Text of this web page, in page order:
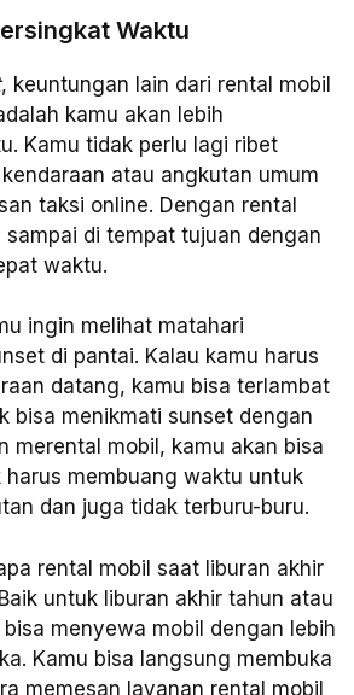
Waktu
, keuntungan lain dari rental mobil
kamu akan lebih
Kamu tidak perlu lagi ribet
atau angkutan umum
taksi online. Dengan rental
sampai di tempat tujuan dengan
waktu.
ingin melihat matahari
di pantai. Kalau kamu harus
datang, kamu bisa terlambat
bisa menikmati sunset dengan
merental mobil, kamu akan bisa
harus membuang waktu untuk
dan juga tidak terburu-buru.
rental mobil saat liburan akhir
untuk liburan akhir tahun atau
menyewa mobil dengan lebih
Kamu bisa langsung membuka
memesan layanan rental mobil